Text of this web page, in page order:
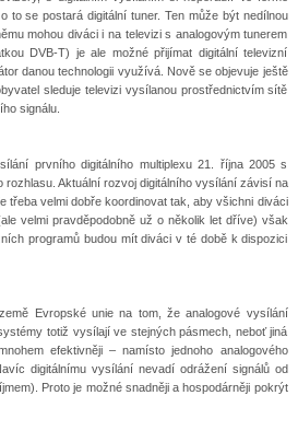
to se postará digitální tuner. Ten může být nedílnou
mohou diváci i na televizi s analogovým tunerem
DVB-T) je ale možné přijímat digitální televizní
danou technologii využívá. Nově se objevuje ještě
sleduje televizi vysílanou prostřednictvím sítě
signálu.
prvního digitálního multiplexu 21. října 2005 s
Aktuální rozvoj digitálního vysílání závisí na
velmi dobře koordinovat tak, aby všichni diváci
velmi pravděpodobně už o několik let dříve) však
programů budou mít diváci v té době k dispozici
Evropské unie na tom, že analogové vysílání
totiž vysílají ve stejných pásmech, neboť jiná
efektivněji – namísto jednoho analogového
digitálnímu vysílání nevadí odrážení signálů od
Proto je možné snadněji a hospodárněji pokrýt